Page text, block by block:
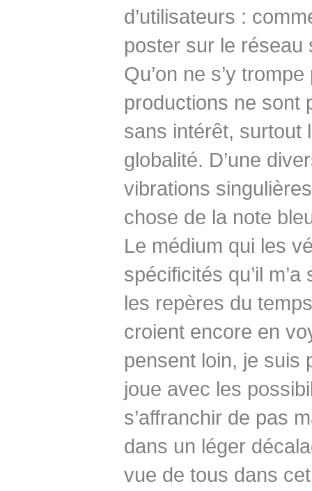
d’utilisateurs :
poster sur le réseau
Qu’on ne s’y
productions ne sont
sans intérêt, surtout
globalité. D’une
vibrations
chose de la note
Le médium qui les
spécificités qu’il
les repères du
croient encore en
pensent loin, je
joue avec les
s’affranchir de pas
dans un léger
vue de tous dans